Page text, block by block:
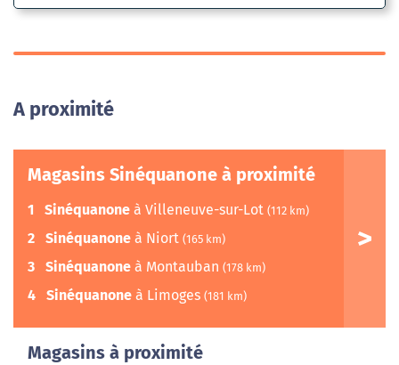
A proximité
Magasins Sinéquanone à proximité
1 Sinéquanone à Villeneuve-sur-Lot (112 km)
2 Sinéquanone à Niort (165 km)
3 Sinéquanone à Montauban (178 km)
4 Sinéquanone à Limoges (181 km)
Magasins à proximité